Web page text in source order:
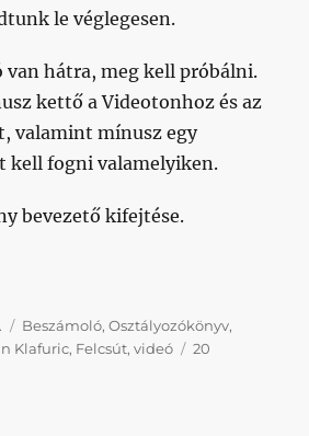
le véglegesen.
van hátra, meg kell próbálni.
kettő a Videotonhoz és az
valamint mínusz egy
kell fogni valamelyiken.
bevezető kifejtése.
úgy örült a győzelemnek, mint
Kategória
Beszámoló,Osztályozókönyv,
Klafuric, Felcsút,videó
20